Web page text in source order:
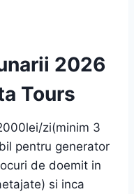
2026
Tours
zi(minim 3
pentru generator
de doemit in
si inca